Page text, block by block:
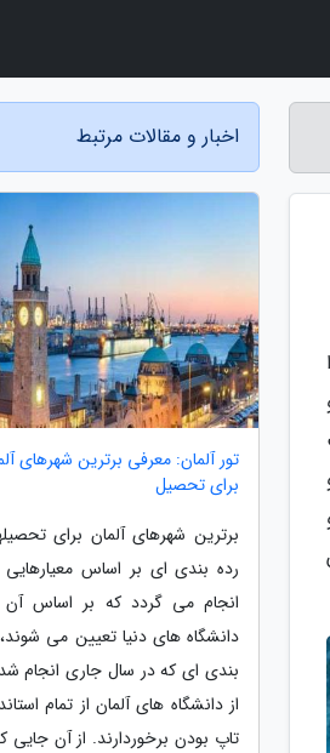
اخبار و مقالات مرتبط
تور آلمان: معرفی برترین شهرهای
برای تحصیل
برترین شهرهای آلمان برای
رده بندی ای بر اساس معیارهایی
انجام می گردد که بر اساس آن
دانشگاه های دنیا تعیین می
از دانشگاه های آلمان از تمام
تاپ بودن برخوردارند. از آن جایی